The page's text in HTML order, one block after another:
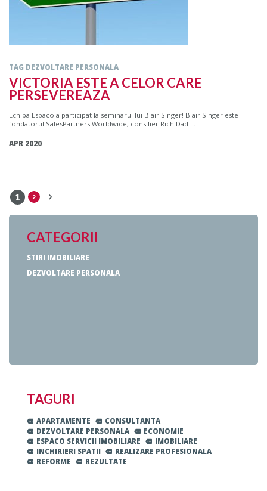
TAG DEZVOLTARE PERSONALA
VICTORIA ESTE A CELOR CARE
PERSEVEREAZA
Echipa Espaco a participat la seminarul lui Blair Singer! Blair Singer este
fondatorul SalesPartners Worldwide, consilier Rich Dad ...
APR 2020
1 2
CATEGORII
STIRI IMOBILIARE
DEZVOLTARE PERSONALA
TAGURI
APARTAMENTE
CONSULTANTA
DEZVOLTARE PERSONALA
ECONOMIE
ESPACO SERVICII IMOBILIARE
IMOBILIARE
INCHIRIERI SPATII
REALIZARE PROFESIONALA
REFORME
REZULTATE